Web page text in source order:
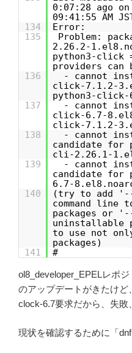
0:07:28 ago
09:41:55 AM
134
Error:
135
Problem:
2.26.2-
python3-click
providers can
136
- cannot
click-7.1.2-
python3-
137
- cannot
click-6.7-
click-7.1.2-
138
- cannot
candidate for
cli-2.26.1-
139
- cannot
candidate for
6.7-
140
(try to add
command
packages or
uninstallable
to use not
packages)
141
#
ol8_developer_EPELレポ
のアップデートがきたけど
clock-6.7要求だから、失敗
現状を確認するために「